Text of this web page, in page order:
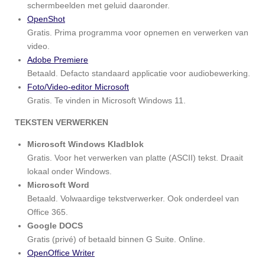
schermbeelden met geluid daaronder.
OpenShot
Gratis. Prima programma voor opnemen en verwerken van
video.
Adobe Premiere
Betaald. Defacto standaard applicatie voor audiobewerking.
Foto/Video-editor Microsoft
Gratis. Te vinden in Microsoft Windows 11.
TEKSTEN VERWERKEN
Microsoft Windows Kladblok
Gratis. Voor het verwerken van platte (ASCII) tekst. Draait
lokaal onder Windows.
Microsoft Word
Betaald. Volwaardige tekstverwerker. Ook onderdeel van
Office 365.
Google DOCS
Gratis (privé) of betaald binnen G Suite. Online.
OpenOffice Writer